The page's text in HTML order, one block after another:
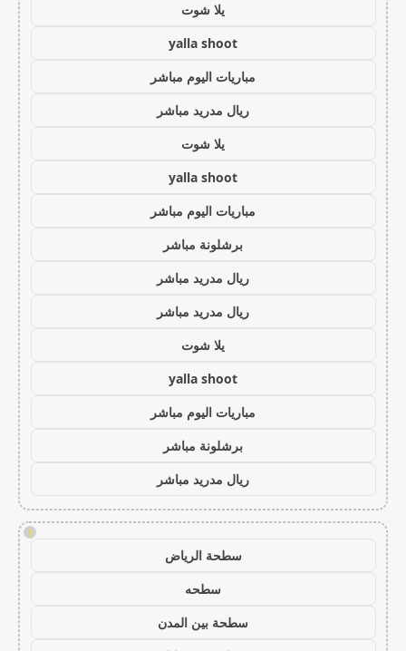
يلا شوت
yalla shoot
مباريات اليوم مباشر
ريال مدريد مباشر
يلا شوت
yalla shoot
مباريات اليوم مباشر
برشلونة مباشر
ريال مدريد مباشر
ريال مدريد مباشر
يلا شوت
yalla shoot
مباريات اليوم مباشر
برشلونة مباشر
ريال مدريد مباشر
!
سطحة الرياض
سطحه
سطحة بين المدن